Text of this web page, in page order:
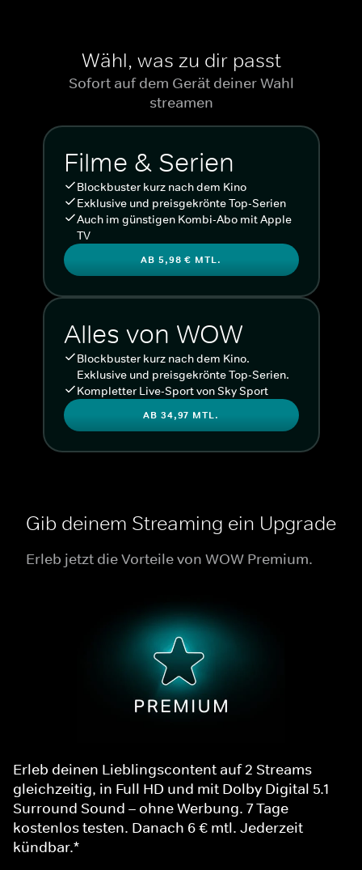
Wähl, was zu dir passt
Sofort auf dem Gerät deiner Wahl
streamen
Filme & Serien
Blockbuster kurz nach dem Kino
Exklusive und preisgekrönte Top-Serien
Auch im günstigen Kombi-Abo mit Apple
TV
AB 5,98 € MTL.
Alles von WOW
Blockbuster kurz nach dem Kino.
Exklusive und preisgekrönte Top-Serien.
Kompletter Live-Sport von Sky Sport
AB 34,97 MTL.
Gib deinem Streaming ein Upgrade
Erleb jetzt die Vorteile von WOW Premium.
Erleb deinen Lieblingscontent auf 2 Streams
gleichzeitig, in Full HD und mit Dolby Digital 5.1
Surround Sound – ohne Werbung. 7 Tage
kostenlos testen. Danach 6 € mtl. Jederzeit
kündbar.*